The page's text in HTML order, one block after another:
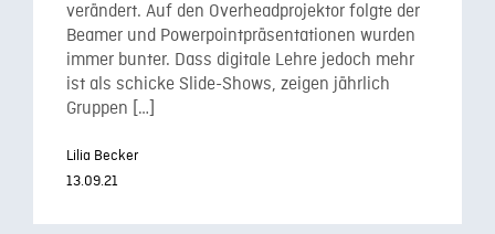
verändert. Auf den Overheadprojektor folgte der
Beamer und Powerpointpräsentationen wurden
immer bunter. Dass digitale Lehre jedoch mehr
ist als schicke Slide-Shows, zeigen jährlich
Gruppen […]
Lilia Becker
13.09.21